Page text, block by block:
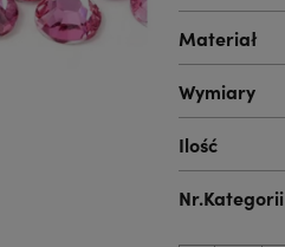
Materiał
Wymiary
Ilość
Nr.Kategorii